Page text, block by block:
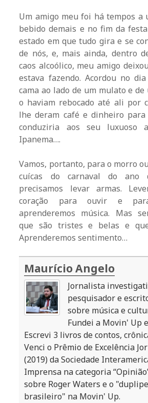
Um amigo meu foi há tempos a
bebido demais e no fim da
estado em que tudo gira e se
de nós, e, mais ainda, dentro
caos alcoólico, meu amigo
estava fazendo. Acordou no
cama ao lado de um mulato e
o haviam rebocado até ali por
lhe deram café e dinheiro
conduziria aos seu luxuoso
Ipanema….
Vamos, portanto, para o morro
cuícas do carnaval do ano
precisamos levar armas.
coração para ouvir e
aprenderemos música. Mas
que são tristes e belas e
Aprenderemos sentimento…
Maurício Angelo
Jornalista
pesquisador e
sobre música e
Fundei a Movin' Up
Escrevi 3 livros de contos,
Venci o Prêmio de Excelência
(2019) da Sociedade
Imprensa na categoria
sobre Roger Waters e o
brasileiro" na Movin' Up.